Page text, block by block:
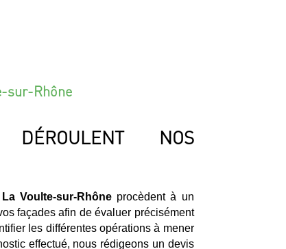
sur-Rhône
NOS
Voulte-sur-Rhône procèdent à un
façades afin de évaluer précisément
les différentes opérations à mener
effectué, nous rédigeons un devis